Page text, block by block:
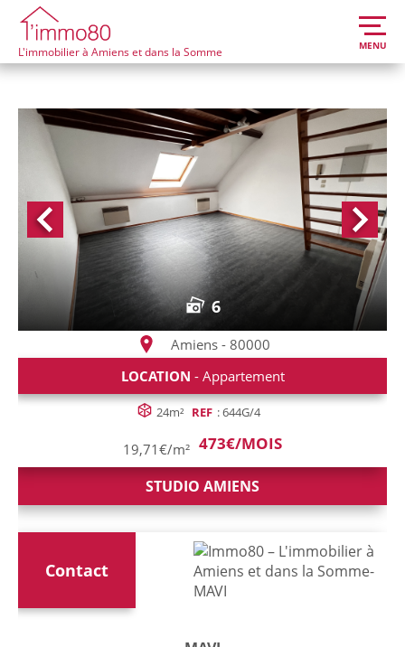
L'immobilier à Amiens et dans la Somme MENU
6
Amiens - 80000
LOCATION - Appartement
24m² REF : 644G/4
19,71€/m² 473€/MOIS
STUDIO AMIENS
Contact